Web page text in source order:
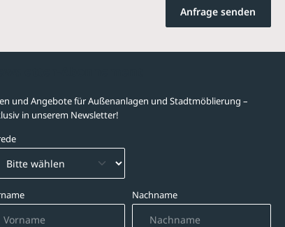
Anfrage senden
und Angebote für Außenanlagen und Stadtmöblierung –
in unserem Newsletter!
Nachname